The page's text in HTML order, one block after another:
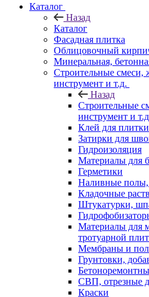
Каталог
Назад
Каталог
Фасадная плитка
Облицовочный
Минеральная,
Строительные смеси,
инструмент и т.д.
Назад
Строительные
инструмент и
Клей для плитки
Затирки для
Гидроизоляция
Материалы для
Герметики
Наливные полы,
Кладочные
Штукатурки,
Материалы для
тротуарной
Мембраны и
Грунтовки,
СВП, отрезные
Краски